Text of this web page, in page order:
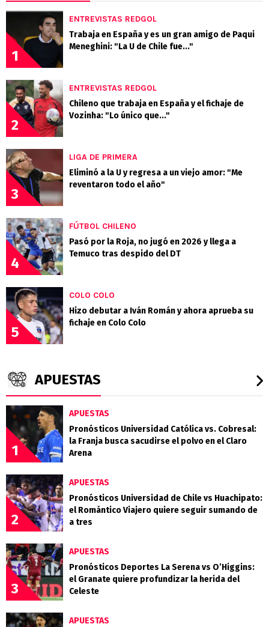
1
ENTREVISTAS REDGOL
Trabaja en España y es un gran amigo de Paqui
Meneghini: "La U de Chile fue..."
2
ENTREVISTAS REDGOL
Chileno que trabaja en España y el fichaje de
Vozinha: "Lo único que..."
3
LIGA DE PRIMERA
Eliminó a la U y regresa a un viejo amor: "Me
reventaron todo el año"
4
FÚTBOL CHILENO
Pasó por la Roja, no jugó en 2026 y llega a
Temuco tras despido del DT
5
COLO COLO
Hizo debutar a Iván Román y ahora aprueba su
fichaje en Colo Colo
APUESTAS
1
APUESTAS
Pronósticos Universidad Católica vs. Cobresal:
la Franja busca sacudirse el polvo en el Claro
Arena
2
APUESTAS
Pronósticos Universidad de Chile vs Huachipato:
el Romántico Viajero quiere seguir sumando de
a tres
3
APUESTAS
Pronósticos Deportes La Serena vs O’Higgins:
el Granate quiere profundizar la herida del
Celeste
APUESTAS